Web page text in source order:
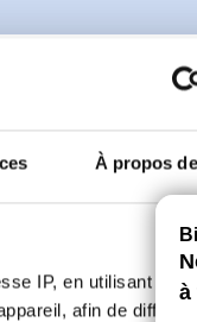
À propos
IP, en utilisant des
afin de diffuser
connecter ou de